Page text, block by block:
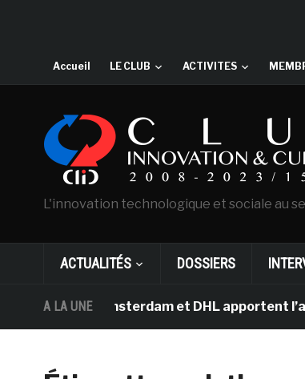
Accueil LE CLUB ACTIVITES
L'innovation technologique et sociale au
ACTUALITÉS DOSSIERS
A LA UNE
Gogh d’Amsterdam et DHL apportent l’art